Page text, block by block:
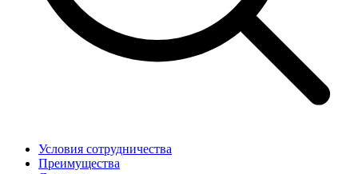
Условия сотрудничества
Преимущества